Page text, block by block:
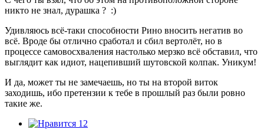
никто не знал, дурашка ? :)
Удивляюсь всё-таки способности Рино вносить негатив во
всё. Вроде бы отлично сработал и сбил вертолёт, но в
процессе самовосхваления настолько мерзко всё обставил, что
выглядит как идиот, нацепивший шутовской колпак. Уникум!
И да, может ты не замечаешь, но ты на второй виток
заходишь, ибо претензии к тебе в прошлый раз были ровно
такие же.
12